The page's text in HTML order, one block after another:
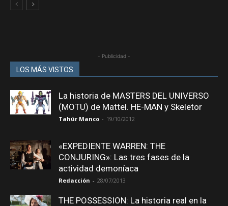
- Publicidad -
LOS MÁS VISTOS
La historia de MASTERS DEL UNIVERSO
(MOTU) de Mattel. HE-MAN y Skeletor
Tahúr Manco - 19/10/2012
«EXPEDIENTE WARREN: THE
CONJURING»: Las tres fases de la
actividad demoníaca
Redacción - 28/07/2013
THE POSSESSION: La historia real en la